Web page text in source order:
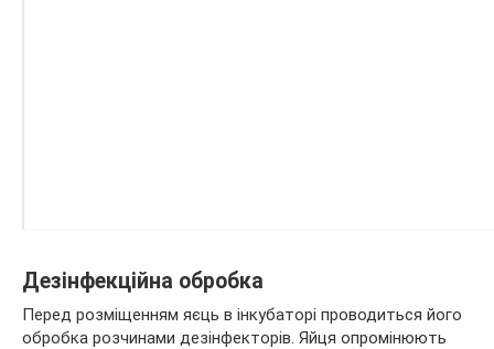
Дезінфекційна обробка
Перед розміщенням яєць в інкубаторі проводиться його
обробка розчинами дезінфекторів. Яйця опромінюють